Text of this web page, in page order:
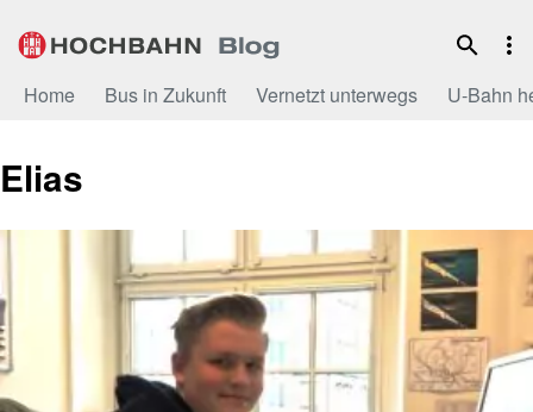
Inhalt
Home Bus in Zukunft Vernetzt unterwegs U-Bahn
Elias